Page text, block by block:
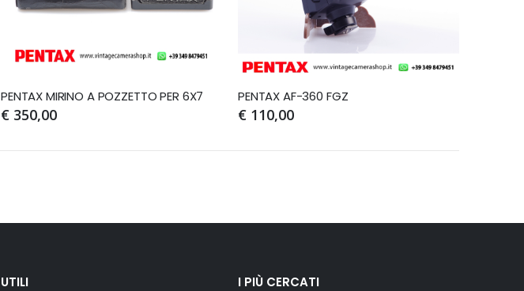
PENTAX MIRINO A POZZETTO PER 6X7
€ 350,00
PENTAX AF-360 FGZ
€ 110,00
UTILI I PIÙ CERCATI